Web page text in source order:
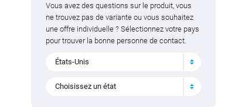
Vous avez des questions sur le produit, vous
ne trouvez pas de variante ou vous souhaitez
une offre individuelle ? Sélectionnez votre pays
pour trouver la bonne personne de contact.
États-Unis
Choisissez un état